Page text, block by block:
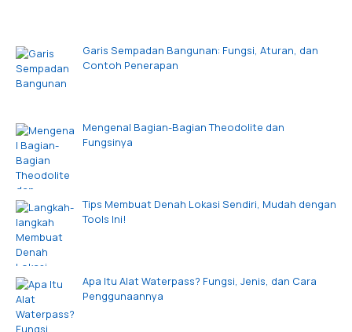
Garis Sempadan Bangunan: Fungsi, Aturan, dan
Contoh Penerapan
Mengenal Bagian-Bagian Theodolite dan
Fungsinya
Tips Membuat Denah Lokasi Sendiri, Mudah dengan
Tools Ini!
Apa Itu Alat Waterpass? Fungsi, Jenis, dan Cara
Penggunaannya